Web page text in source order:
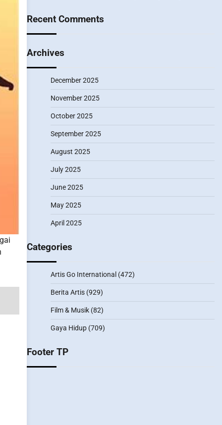
Recent Comments
Archives
December 2025
November 2025
October 2025
September 2025
August 2025
July 2025
June 2025
May 2025
April 2025
Categories
Artis Go International (472)
Berita Artis(929)
Film & Musik(82)
Gaya Hidup(709)
Footer TP